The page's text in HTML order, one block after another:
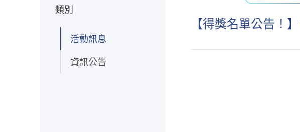
類別
活動訊息
資訊公告
【得獎名單公告！